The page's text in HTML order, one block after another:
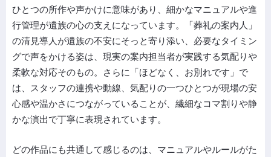
ひとつの所作や声かけに意味があり、細かなマニュアルや進
行管理が遺族の心の支えになっています。「葬礼の案内人」
の清見導人が遺族の不安にそっと寄り添い、必要なタイミン
グで声をかける姿は、現実の案内担当者が実践する気配りや
柔軟な対応そのもの。さらに「ほどなく、お別れです」で
は、スタッフの連携や動線、気配りの一つひとつが現場の安
心感や温かさにつながっていることが、繊細なコマ割りや静
かな演出で丁寧に表現されています。
どの作品にも共通して感じるのは、マニュアルやルールがた